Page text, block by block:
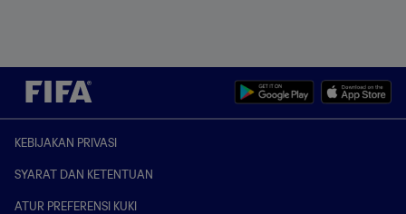
KEBIJAKAN PRIVASI
SYARAT DAN KETENTUAN
ATUR PREFERENSI KUKI